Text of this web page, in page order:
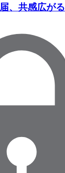
、共感広がる